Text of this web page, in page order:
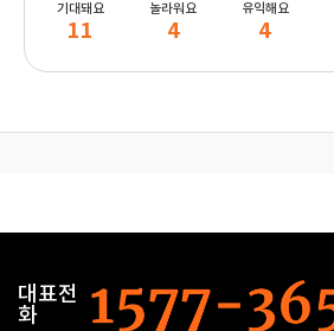
기대돼요
11
놀라워요
4
유익해요
4
대표전
화